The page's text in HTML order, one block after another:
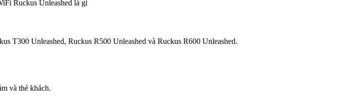
T300 Unleashed, Ruckus R500 Unleashed và Ruckus R600 Unleashed.
và thẻ khách.